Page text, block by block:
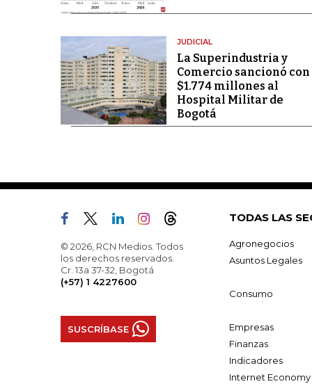
JUDICIAL
La Superindustria y
Comercio sancionó con
$1.774 millones al
Hospital Militar de
Bogotá
© 2026, RCN Medios. Todos
los derechos reservados.
Cr. 13a 37-32, Bogotá
(+57) 1 4227600
SUSCRÍBASE
TODAS LAS
Agronegocios
Asuntos Legales
Consumo
Empresas
Finanzas
Indicadores
Internet Economy